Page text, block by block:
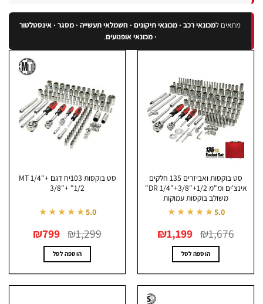
מתאים למכונאי רכב · מכונאי תיקונים · חשמלאי תעשייה · מסגר · אינסטלטור
· מכונאי אופנועים.
סט בוקסות ואביזרים 135 חלקים
אינצ'ים ומ"מ DR 1/4"+3/8"+1/2"
משולב בוקסות עמוקות
★★★★★
₪1,676 המקורי
היה:
₪1,676.
₪1,199 הנוכחי
הוא:
₪1,199.
הוספה לסל
סט בוקסות 103יח דגם MT 1/4"+
3/8"+ "1/2
★★★★★
₪1,299 המקורי
היה:
₪1,299.
₪ 799 הנוכחי
הוא:
₪799.
הוספה לסל